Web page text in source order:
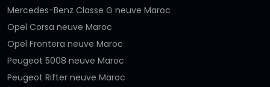
Mercedes-Benz Classe G neuve Maroc
Opel Corsa neuve Maroc
Opel Frontera neuve Maroc
Peugeot 5008 neuve Maroc
Peugeot Rifter neuve Maroc